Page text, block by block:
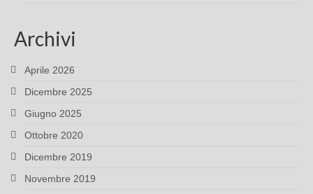
Archivi
Aprile 2026
Dicembre 2025
Giugno 2025
Ottobre 2020
Dicembre 2019
Novembre 2019